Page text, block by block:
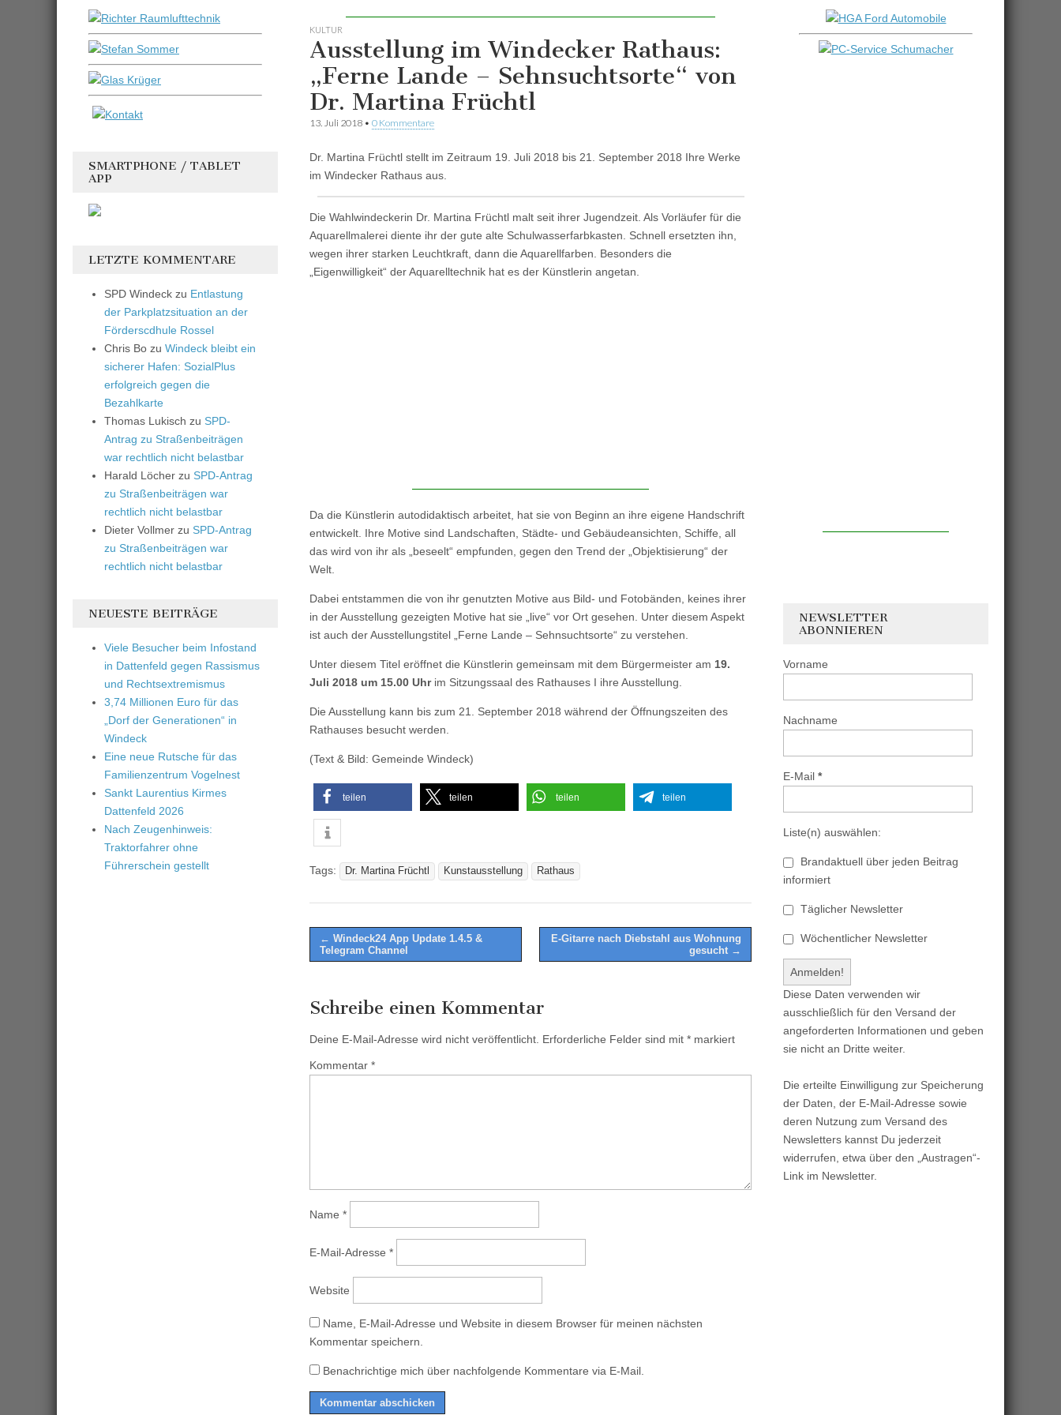
KULTUR
Ausstellung im Windecker Rathaus:
„Ferne Lande – Sehnsuchtsorte“ von
Dr. Martina Früchtl
13. Juli 2018 • 0 Kommentare
Dr. Martina Früchtl stellt im Zeitraum 19. Juli 2018 bis 21. September 2018 Ihre Werke
im Windecker Rathaus aus.
Die Wahlwindeckerin Dr. Martina Früchtl malt seit ihrer Jugendzeit. Als Vorläufer für die
Aquarellmalerei diente ihr der gute alte Schulwasserfarbkasten. Schnell ersetzten ihn,
wegen ihrer starken Leuchtkraft, dann die Aquarellfarben. Besonders die
„Eigenwilligkeit“ der Aquarelltechnik hat es der Künstlerin angetan.
Da die Künstlerin autodidaktisch arbeitet, hat sie von Beginn an ihre eigene Handschrift
entwickelt. Ihre Motive sind Landschaften, Städte- und Gebäudeansichten, Schiffe, all
das wird von ihr als „beseelt“ empfunden, gegen den Trend der „Objektisierung“ der
Welt.
Dabei entstammen die von ihr genutzten Motive aus Bild- und Fotobänden, keines ihrer
in der Ausstellung gezeigten Motive hat sie „live“ vor Ort gesehen. Unter diesem Aspekt
ist auch der Ausstellungstitel „Ferne Lande – Sehnsuchtsorte“ zu verstehen.
Unter diesem Titel eröffnet die Künstlerin gemeinsam mit dem Bürgermeister am 19.
Juli 2018 um 15.00 Uhrim Sitzungssaal des Rathauses I ihre Ausstellung.
Die Ausstellung kann bis zum 21. September 2018 während der Öffnungszeiten des
Rathauses besucht werden.
(Text & Bild: Gemeinde Windeck)
teilen teilen teilen teilen
Tags: Dr. Martina Früchtl Kunstausstellung Rathaus
Post
navigation
← Windeck24 App Update 1.4.5 &
Telegram Channel
E-Gitarre nach Diebstahl aus Wohnung
gesucht →
Schreibe einen Kommentar
Deine E-Mail-Adresse wird nicht veröffentlicht. Erforderliche Felder sind mit * markiert
Kommentar *
Name *
E-Mail-Adresse *
Website
Name, E-Mail-Adresse und Website in diesem Browser für meinen nächsten
Kommentar speichern.
Benachrichtige mich über nachfolgende Kommentare via E-Mail.
SMARTPHONE / TABLET
APP
LETZTE KOMMENTARE
SPD Windeck zu Entlastung
der Parkplatzsituation an der
Förderscdhule Rossel
Chris Bo zu Windeck bleibt ein
sicherer Hafen: SozialPlus
erfolgreich gegen die
Bezahlkarte
Thomas Lukisch zu SPD-
Antrag zu Straßenbeiträgen
war rechtlich nicht belastbar
Harald Löcher zu SPD-Antrag
zu Straßenbeiträgen war
rechtlich nicht belastbar
Dieter Vollmer zu SPD-Antrag
zu Straßenbeiträgen war
rechtlich nicht belastbar
NEUESTE BEITRÄGE
Viele Besucher beim Infostand
in Dattenfeld gegen Rassismus
und Rechtsextremismus
3,74 Millionen Euro für das
„Dorf der Generationen“ in
Windeck
Eine neue Rutsche für das
Familienzentrum Vogelnest
Sankt Laurentius Kirmes
Dattenfeld 2026
Nach Zeugenhinweis:
Traktorfahrer ohne
Führerschein gestellt
NEWSLETTER
ABONNIEREN
Vorname
Nachname
E-Mail *
Liste(n) auswählen:
Brandaktuell über jeden Beitrag
informiert
Täglicher Newsletter
Wöchentlicher Newsletter
Diese Daten verwenden wir
ausschließlich für den Versand der
angeforderten Informationen und geben
sie nicht an Dritte weiter.
Die erteilte Einwilligung zur Speicherung
der Daten, der E-Mail-Adresse sowie
deren Nutzung zum Versand des
Newsletters kannst Du jederzeit
widerrufen, etwa über den „Austragen“-
Link im Newsletter.